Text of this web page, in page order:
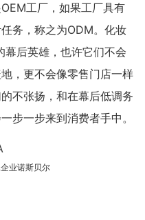
工厂，如果工厂具有
务，称之为ODM。化妆
后英雄，也许它们不会
，更不会像零售门店一样
不张扬，和在幕后低调务
步一步来到消费者手中。